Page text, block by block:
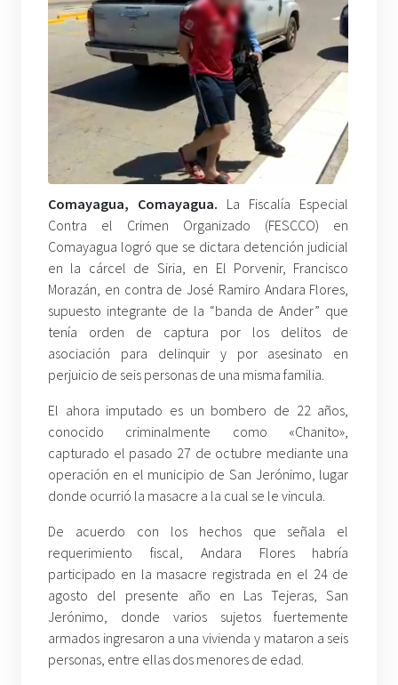
Comayagua, Comayagua. La Fiscalía Especial
Contra el Crimen Organizado (FESCCO) en
Comayagua logró que se dictara detención judicial
en la cárcel de Siria, en El Porvenir, Francisco
Morazán, en contra de José Ramiro Andara Flores,
supuesto integrante de la “banda de Ander” que
tenía orden de captura por los delitos de
asociación para delinquir y por asesinato en
perjuicio de seis personas de una misma familia.
El ahora imputado es un bombero de 22 años,
conocido criminalmente como «Chanito»,
capturado el pasado 27 de octubre mediante una
operación en el municipio de San Jerónimo, lugar
donde ocurrió la masacre a la cual se le vincula.
De acuerdo con los hechos que señala el
requerimiento fiscal, Andara Flores habría
participado en la masacre registrada en el 24 de
agosto del presente año en Las Tejeras, San
Jerónimo, donde varios sujetos fuertemente
armados ingresaron a una vivienda y mataron a seis
personas, entre ellas dos menores de edad.